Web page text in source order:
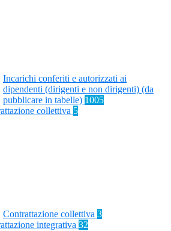
Incarichi conferiti e autorizzati ai
dipendenti (dirigenti e non dirigenti) (da
pubblicare in tabelle) 1005
collettiva 5
Contrattazione collettiva 3
integrativa 32